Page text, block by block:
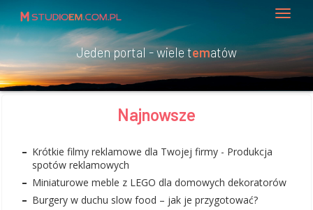
Jeden portal - wiele tematów
Najnowsze
Krótkie filmy reklamowe dla Twojej firmy - Produkcja
spotów reklamowych
Miniaturowe meble z LEGO dla domowych dekoratorów
Burgery w duchu slow food – jak je przygotować?